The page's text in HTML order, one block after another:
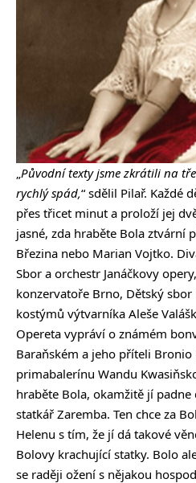
„Původní texty jsme zkrátili na
rychlý spád,“ sdělil Pilař. Každé
přes třicet minut a proloží jej
jasné, zda hraběte Bola ztvární
Březina nebo Marian Vojtko.
Sbor a orchestr Janáčkovy
konzervatoře Brno, Dětský
kostýmů výtvarníka Aleše
Opereta vypráví o známém
Baraňském a jeho příteli
primabalerínu Wandu
hraběte Bola, okamžitě jí
statkář Zaremba. Ten chce za
Helenu s tím, že jí dá takové
Bolovy krachující statky. Bolo
se raději ožení s nějakou